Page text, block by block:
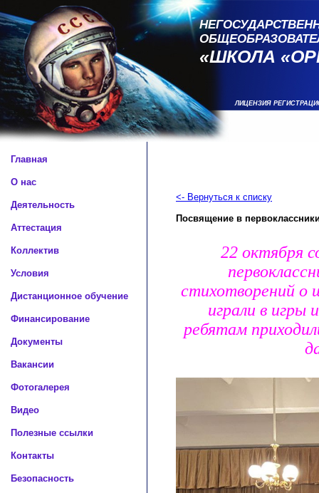
«ШКОЛА
ЛИЦЕНЗИЯ
Главная
О нас
Деятельность
Аттестация
Коллектив
Условия
Дистанционное обучение
Финансирование
Документы
Вакансии
Фотогалерея
Видео
Полезные ссылки
Контакты
Безопасность
<- Вернуться к списку
Посвящение в
22 октября
стихотворений о
играли в игры
ребятам